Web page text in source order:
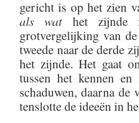
gericht is op het zien
als wathet zijnde
grotvergelijking van
tweede naar de derde
het zijnde. Het gaat
tussen het kennen
schaduwen, daarna
tenslotte de ideeën in